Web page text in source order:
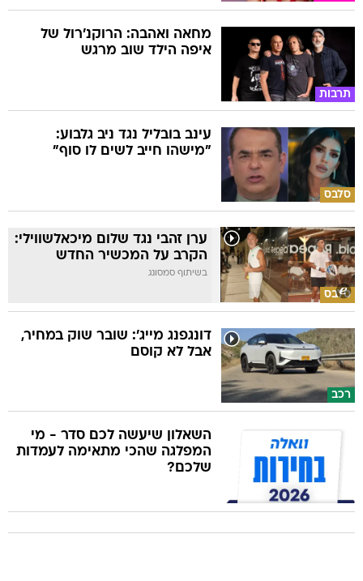
תרבות
מחאה ואהבה: הרוקנ'רול של
איפה הילד שוב מרגש
סלבס
עינב בובליל נגד ניב גלבוע:
"מישהו חייב לשים לו סוף"
סלבס
ערן זהבי נגד שלום מיכאלשווילי:
הקרב על המכשיר החדש
בשיתוף סמסונג
רכב
דונגפנג מייג': שובר שוק במחיר,
אבל לא קוסם
השאלון שיעשה לכם סדר - מי
המפלגה שהכי מתאימה לעמדות
שלכם?